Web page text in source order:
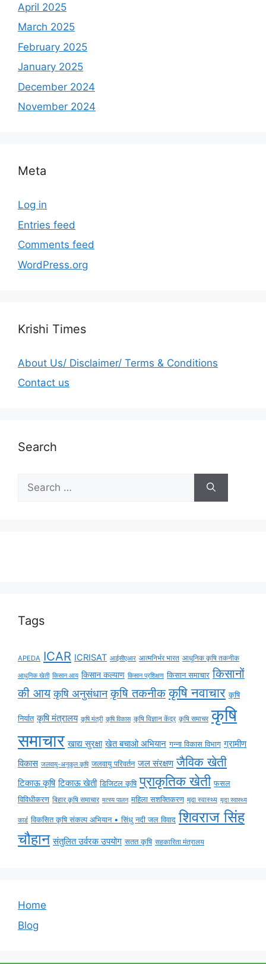
April 2025
March 2025
February 2025
January 2025
December 2024
November 2024
Meta
Log in
Entries feed
Comments feed
WordPress.org
Krishi Times
About Us/ Disclaimer/ Terms & Conditions
Contact us
Search
Tags
APEDA ICAR ICRISAT आईसीएआर आत्मनिर्भर भारत आधुनिक कृषि तकनीक
आधुनिक खेती किसान आय किसान कल्याण किसान प्रशिक्षण किसान समाचार किसानों
की आय कृषि अनुसंधान कृषि तकनीक कृषि नवाचार कृषि
निर्यात कृषि मंत्रालय कृषि मंत्री कृषि विकास कृषि विज्ञान केंद्र कृषि समाचर कृषि
समाचार खाद्य सुरक्षा खेत बचाओ अभियान गन्ना विकास विभाग ग्रामीण
विकास जलवायु-अनुकूल कृषि जलवायु परिवर्तन जल संरक्षण जैविक खेती
टिकाऊ कृषि टिकाऊ खेती डिजिटल कृषि प्राकृतिक खेती फसल
विविधीकरण बिहार कृषि समाचार मत्स्य पालन महिला सशक्तिकरण मृदा स्वास्थ्य मृदा स्वास्थ्य
कार्ड विकसित कृषि संकल्प अभियान • सिंधु नदी जल विवाद शिवराज सिंह
चौहान संतुलित उर्वरक उपयोग सतत कृषि सहकारिता मंत्रालय
Home
Blog